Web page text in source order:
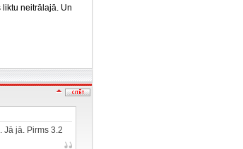
liktu neitrālajā. Un
Jā jā. Pirms 3.2